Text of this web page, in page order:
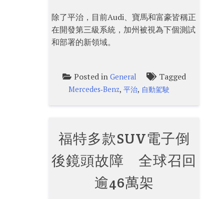
除了平治，目前Audi、寶馬和富豪皆稱正
在開發第三級系統，加州被視為下個測試
和部署的新領域。
Posted in General Tagged
Mercedes‑Benz,平治, 自動駕駛
福特多款SUV電子倒
後鏡頭故障 全球召回
逾46萬架